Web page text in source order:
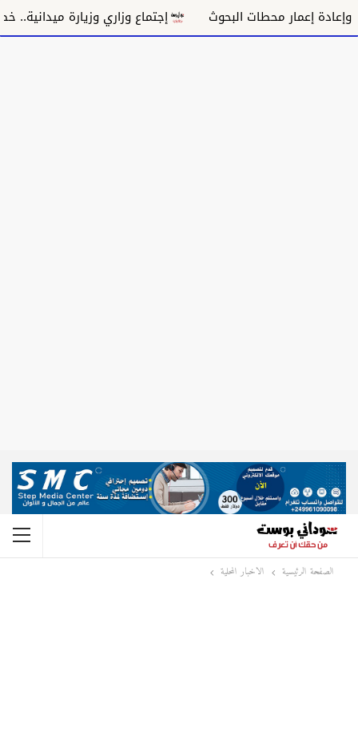
إجتماع وزاري وزيارة ميدانية.. خطوات جديدة
الصفحة الرئيسية الاخبار المحلية